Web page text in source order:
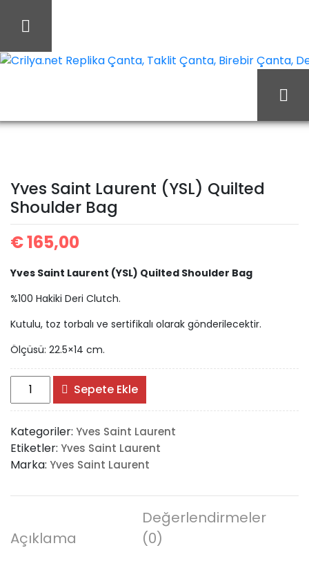
Quilted Shoulder Bag
Yves Saint Laurent (YSL) Quilted
Shoulder Bag
€165,00
Yves Saint Laurent (YSL) Quilted Shoulder Bag
%100 Hakiki Deri Clutch.
Kutulu, toz torbalı ve sertifikalı olarak gönderilecektir.
Ölçüsü: 22.5×14 cm.
Yves
Saint
Laurent
(YSL)
Quilted
Shoulder
adet
Sepete Ekle
Kategoriler: Yves Saint Laurent
Etiketler: Yves Saint Laurent
Marka: Yves Saint Laurent
Açıklama
Değerlendirmeler
(0)